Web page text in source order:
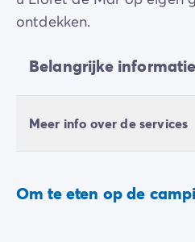
ontdekken.
Belangrijke informatie
Meer info over de services
Om te eten op de